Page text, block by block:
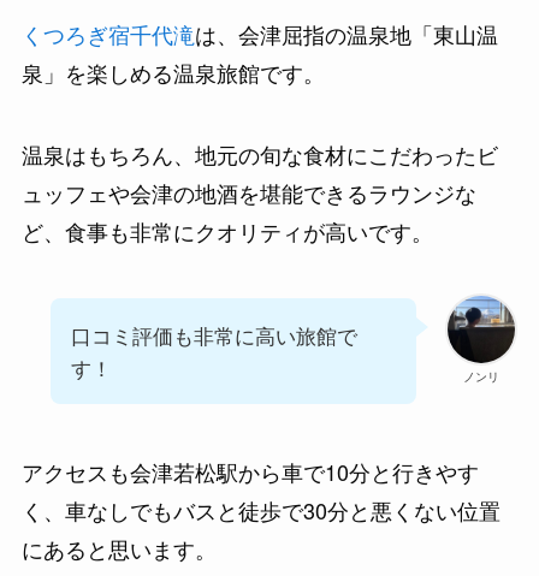
くつろぎ宿千代滝は、会津屈指の温泉地「東山温
泉」を楽しめる温泉旅館です。
温泉はもちろん、地元の旬な食材にこだわったビ
ュッフェや会津の地酒を堪能できるラウンジな
ど、食事も非常にクオリティが高いです。
ノンリ
口コミ評価も非常に高い旅館で
す！
アクセスも会津若松駅から車で10分と行きやす
く、車なしでもバスと徒歩で30分と悪くない位置
にあると思います。